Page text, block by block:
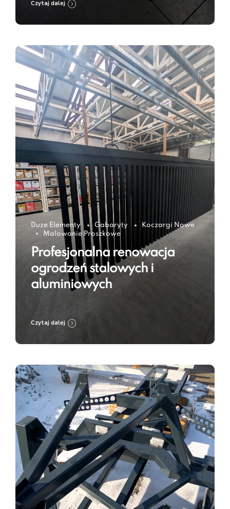
Czytaj dalej
Duze Elementy Gabaryty
Koczargi Nowe
Malowanie Proszkowe
Profesjonalna renowacja
ogrodzeń stalowych i
aluminiowych
Czytaj dalej